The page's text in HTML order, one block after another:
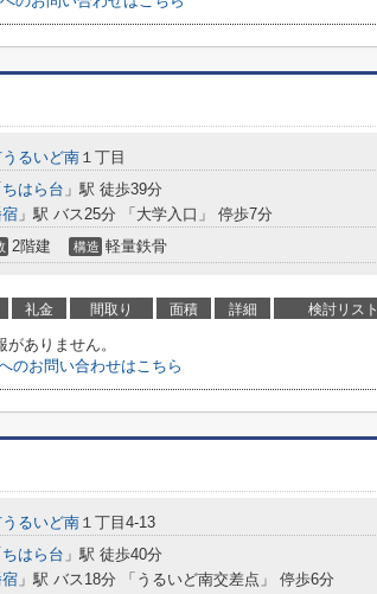
うるいど南 １丁目
ちはら台 」駅 徒歩39分
宿 」駅 バス25分 「大学入口」 停歩7分
2階建 構造 軽量鉄骨
礼金 間取り 面積 詳細 検討リスト
ありません。
のお問い合わせはこちら
うるいど南 １丁目4-13
ちはら台 」駅 徒歩40分
宿 」駅 バス18分 「うるいど南交差点」 停歩6分